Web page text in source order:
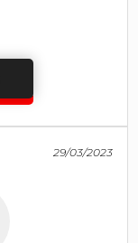
29/03/2023